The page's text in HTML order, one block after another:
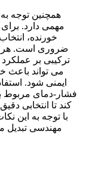
همچنین توجه
مهمی دارد.
خورنده،
ضروری است. هر
ترکیبی بر عملکرد
می تواند باعث
ایمنی شود.
فشار-دمای مربوط
کند تا انتخابی
با توجه به این
مهندسی تبدیل